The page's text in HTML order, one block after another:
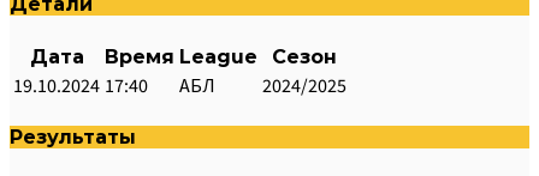
Детали
Дата Время League Сезон
19.10.2024 17:40 АБЛ 2024/2025
Результаты